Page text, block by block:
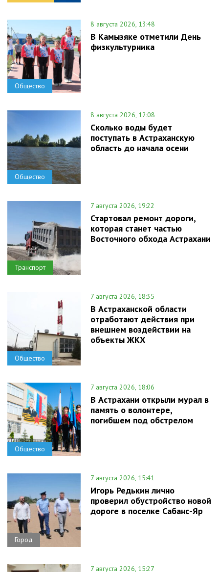
Общество
8 августа 2026, 13:48
В Камызяке отметили День
физкультурника
Общество
8 августа 2026, 12:08
Сколько воды будет
поступать в Астраханскую
область до начала осени
Транспорт
7 августа 2026, 19:22
Стартовал ремонт дороги,
которая станет частью
Восточного обхода Астрахани
Общество
7 августа 2026, 18:35
В Астраханской области
отработают действия при
внешнем воздействии на
объекты ЖКХ
Общество
7 августа 2026, 18:06
В Астрахани открыли мурал в
память о волонтере,
погибшем под обстрелом
Город
7 августа 2026, 15:41
Игорь Редькин лично
проверил обустройство новой
дороге в поселке Сабанс-Яр
7 августа 2026, 15:27